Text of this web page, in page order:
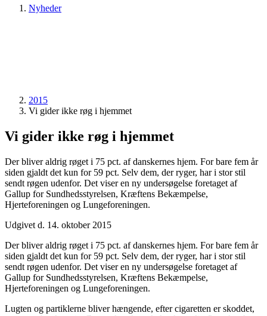
Nyheder
2015
Vi gider ikke røg i hjemmet
Vi gider ikke røg i hjemmet
Der bliver aldrig røget i 75 pct. af danskernes hjem. For bare fem år
siden gjaldt det kun for 59 pct. Selv dem, der ryger, har i stor stil
sendt røgen udenfor. Det viser en ny undersøgelse foretaget af
Gallup for Sundhedsstyrelsen, Kræftens Bekæmpelse,
Hjerteforeningen og Lungeforeningen.
Udgivet d. 14. oktober 2015
Der bliver aldrig røget i 75 pct. af danskernes hjem. For bare fem år
siden gjaldt det kun for 59 pct. Selv dem, der ryger, har i stor stil
sendt røgen udenfor. Det viser en ny undersøgelse foretaget af
Gallup for Sundhedsstyrelsen, Kræftens Bekæmpelse,
Hjerteforeningen og Lungeforeningen.
Lugten og partiklerne bliver hængende, efter cigaretten er skoddet,